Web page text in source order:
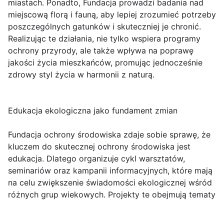
miastach. Ponadto, Fundacja prowadzi badania nad
miejscową florą i fauną, aby lepiej zrozumieć potrzeby
poszczególnych gatunków i skuteczniej je chronić.
Realizując te działania, nie tylko wspiera programy
ochrony przyrody, ale także wpływa na poprawę
jakości życia mieszkańców, promując jednocześnie
zdrowy styl życia w harmonii z naturą.
Edukacja ekologiczna jako fundament zmian
Fundacja ochrony środowiska zdaje sobie sprawę, że
kluczem do skutecznej ochrony środowiska jest
edukacja. Dlatego organizuje cykl warsztatów,
seminariów oraz kampanii informacyjnych, które mają
na celu zwiększenie świadomości ekologicznej wśród
różnych grup wiekowych. Projekty te obejmują tematy